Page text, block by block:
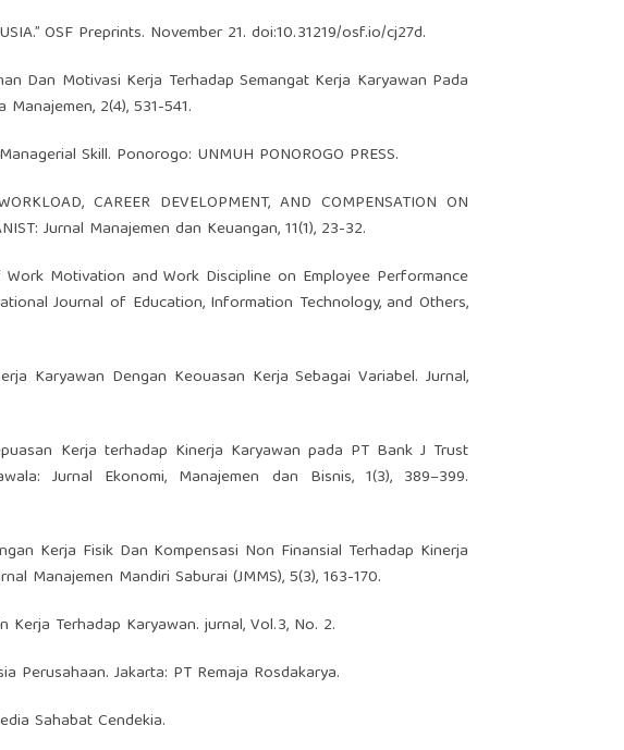
OSF Preprints. November 21. doi:10.31219/osf.io/cj27d.
Dan Motivasi Kerja Terhadap Semangat Kerja Karyawan Pada
2(4), 531-541.
Skill. Ponorogo: UNMUH PONOROGO PRESS.
CAREER DEVELOPMENT, AND COMPENSATION ON
Jurnal Manajemen dan Keuangan, 11(1), 23-32.
Motivation and Work Discipline on Employee Performance
Journal of Education, Information Technology, and Others,
Karyawan Dengan Keouasan Kerja Sebagai Variabel. Jurnal,
Kerja terhadap Kinerja Karyawan pada PT Bank J Trust
Jurnal Ekonomi, Manajemen dan Bisnis, 1(3), 389–399.
Kerja Fisik Dan Kompensasi Non Finansial Terhadap Kinerja
Manajemen Mandiri Saburai (JMMS), 5(3), 163-170.
Kerja Terhadap Karyawan. jurnal, Vol.3, No. 2.
Perusahaan. Jakarta: PT Remaja Rosdakarya.
Sahabat Cendekia.